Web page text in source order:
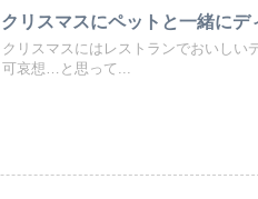
クリスマスにペットと一緒にデ
クリスマスにはレストランでおいしい
可哀想…と思って...